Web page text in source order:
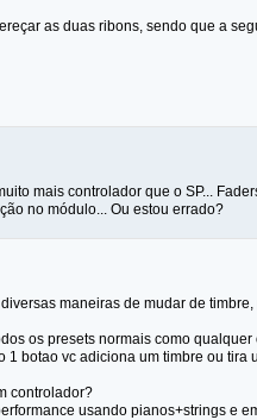
as duas ribons, sendo que a
mais controlador que o SP...
no módulo... Ou estou errado?
maneiras de mudar de
os presets normais como
1 botao vc adiciona um timbre ou tira
controlador?
usando pianos+strings e